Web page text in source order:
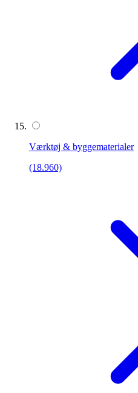
Værktøj & byggematerialer
(18.960)